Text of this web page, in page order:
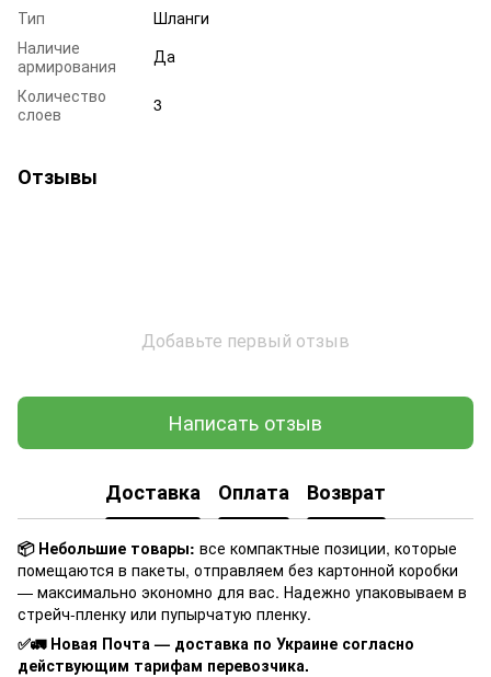
Тип
Шланги
Наличие
армирования
Да
Количество
слоев
3
Отзывы
Добавьте первый отзыв
Написать отзыв
Доставка Оплата Возврат
📦 Небольшие товары: все компактные позиции, которые
помещаются в пакеты, отправляем без картонной коробки
— максимально экономно для вас. Надежно упаковываем в
стрейч-пленку или пупырчатую пленку.
✅🚛 Новая Почта — доставка по Украине согласно
действующим тарифам перевозчика.